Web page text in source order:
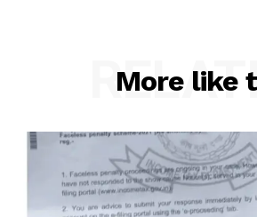
More like